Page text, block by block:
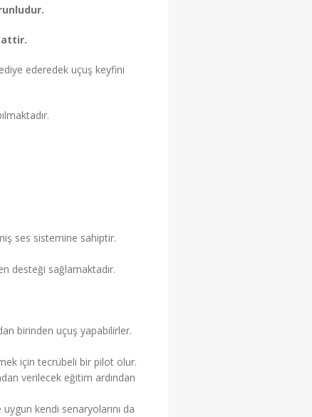
ederedek uçuş keyfini
ses sistemine sahiptir.
desteği sağlamaktadır.
birinden uçuş yapabilirler.
için tecrübeli bir pilot olur.
verilecek eğitim ardından
kendi senaryolarını da